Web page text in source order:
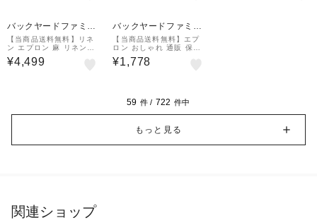
バックヤードファミリ
ー
【当商品送料無料】リネ
ン エプロン 麻 リネンエ
プロン ワークエプロン
母の日 ギフト ビブエプ
¥4,499
バックヤードファミリ
ー【当商品送料無料】エプ
ロン おしゃれ 通販 保育
士 レディース ナチュラ
ル 前結び たすき掛け ha
¥1,778
59 件 / 722 件中
もっと見る
関連ショップ